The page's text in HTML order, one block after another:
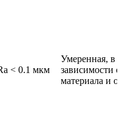
< 0.1 мкм
Умеренная, в
зависимости
материала и